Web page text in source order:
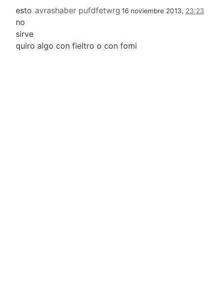
avrashaber pufdfetwrg 16 noviembre 2013, 23:23
esto
no
sirve
quiro algo con fieltro o con fomi